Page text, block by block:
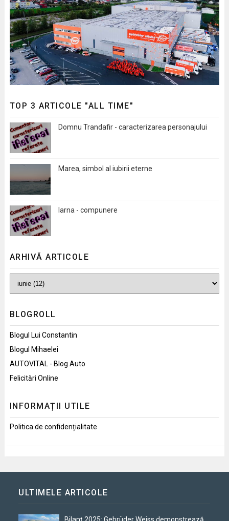
TOP 3 ARTICOLE "ALL TIME"
Domnu Trandafir - caracterizarea personajului
Marea, simbol al iubirii eterne
Iarna - compunere
ARHIVĂ ARTICOLE
BLOGROLL
Blogul Lui Constantin
Blogul Mihaelei
AUTOVITAL - Blog Auto
Felicitări Online
INFORMAȚII UTILE
Politica de confidențialitate
ULTIMELE ARTICOLE